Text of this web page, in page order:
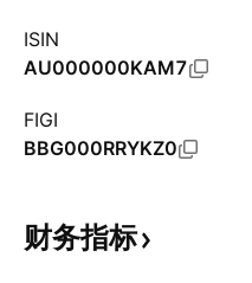
ISIN
AU000000KAM7
FIGI
BBG000RRYKZ0
财务指标